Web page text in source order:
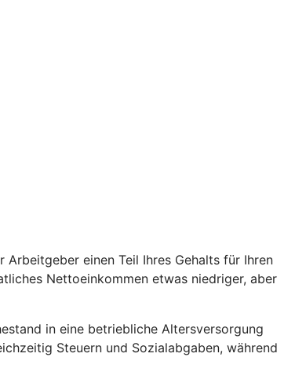
einen Teil Ihres Gehalts für Ihren
Nettoeinkommen etwas niedriger, aber
in eine betriebliche Altersversorgung
Steuern und Sozialabgaben, während